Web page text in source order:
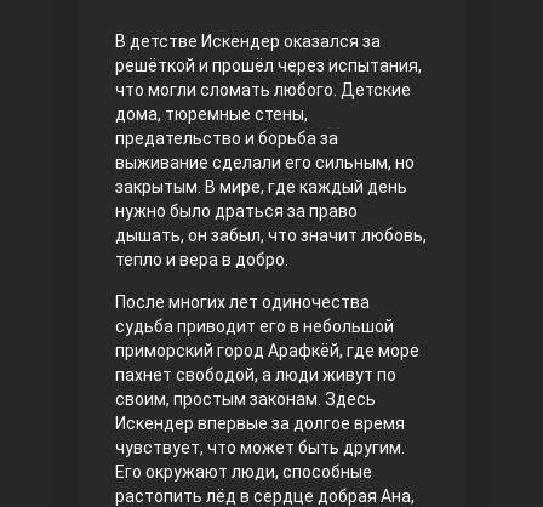
Правосyдие
Любовь напрокат
В детстве Искендер оказался за
решёткой и прошёл через испытания,
что могли сломать любого. Детские
дома, тюремные стены,
предательство и борьба за
выживание сделали его сильным, но
закрытым. В мире, где каждый день
нужно было драться за право
дышать, он забыл, что значит любовь,
тепло и вера в добро.
После многих лет одиночества
судьба приводит его в небольшой
приморский город Арафкёй, где море
пахнет свободой, а люди живут по
своим, простым законам. Здесь
Искендер впервые за долгое время
чувствует, что может быть другим.
Его окружают люди, способные
растопить лёд в сердце добрая Ана,